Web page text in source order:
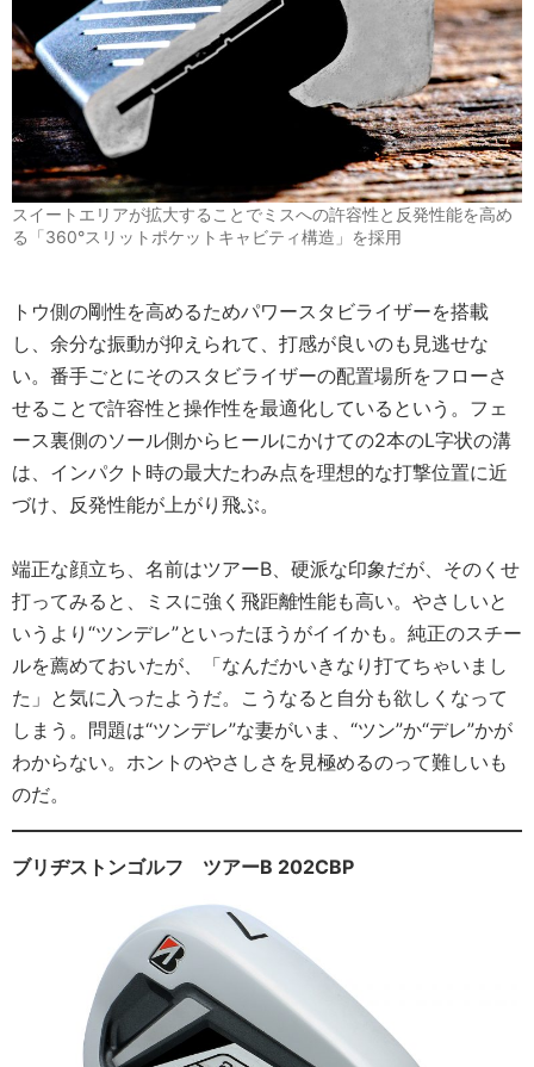
スイートエリアが拡大することでミスへの許容性と反発性能を高め
る「360°スリットポケットキャビティ構造」を採用
トウ側の剛性を高めるためパワースタビライザーを搭載
し、余分な振動が抑えられて、打感が良いのも見逃せな
い。番手ごとにそのスタビライザーの配置場所をフローさ
せることで許容性と操作性を最適化しているという。フェ
ース裏側のソール側からヒールにかけての2本のL字状の溝
は、インパクト時の最大たわみ点を理想的な打撃位置に近
づけ、反発性能が上がり飛ぶ。
端正な顔立ち、名前はツアーB、硬派な印象だが、そのくせ
打ってみると、ミスに強く飛距離性能も高い。やさしいと
いうより“ツンデレ”といったほうがイイかも。純正のスチー
ルを薦めておいたが、「なんだかいきなり打てちゃいまし
た」と気に入ったようだ。こうなると自分も欲しくなって
しまう。問題は“ツンデレ”な妻がいま、“ツン”か“デレ”かが
わからない。ホントのやさしさを見極めるのって難しいも
のだ。
ブリヂストンゴルフ ツアーB 202CBP